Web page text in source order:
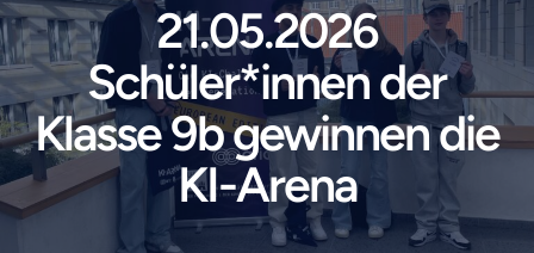
21.05.2026
Schüler*innen der
Klasse 9b gewinnen die
KI-Arena